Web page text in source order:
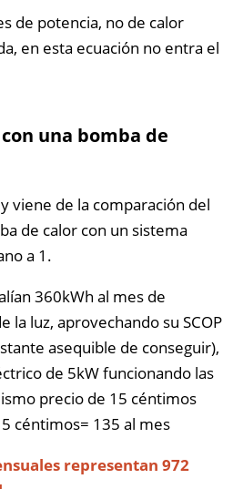
de potencia, no de calor
en esta ecuación no entra el
una bomba de
viene de la comparación del
de calor con un sistema
a 1.
360kWh al mes de
la luz, aprovechando su SCOP
asequible de conseguir),
de 5kW funcionando las
precio de 15 céntimos
céntimos= 135 al mes
representan 972